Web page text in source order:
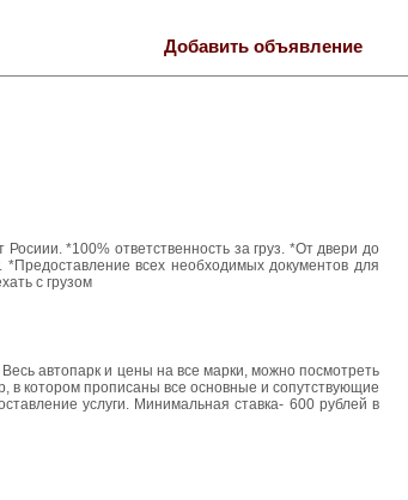
Добавить объявление
*100% ответственность за груз. *От двери до
всех необходимых документов для
с грузом
автопарк и цены на все марки, можно посмотреть
в котором прописаны все основные и сопутствующие
услуги. Минимальная ставка- 600 рублей в